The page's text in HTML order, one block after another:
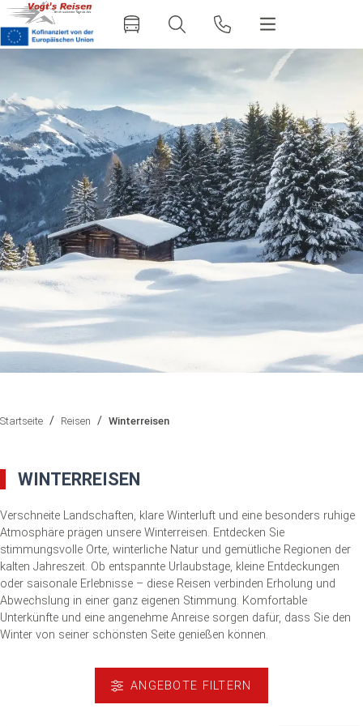
Startseite / Reisen / Winterreisen
WINTERREISEN
Verschneite Landschaften, klare Winterluft und eine besonders ruhige
Atmosphäre prägen unsere Winterreisen. Entdecken Sie
stimmungsvolle Orte, winterliche Natur und gemütliche Regionen der
kalten Jahreszeit. Ob entspannte Urlaubstage, kleine Entdeckungen
oder saisonale Erlebnisse – diese Reisen verbinden Erholung und
Abwechslung in einer ganz eigenen Stimmung. Komfortable
Unterkünfte und eine angenehme Anreise sorgen dafür, dass Sie den
Winter von seiner schönsten Seite genießen können.
ANGEBOTE FILTERN